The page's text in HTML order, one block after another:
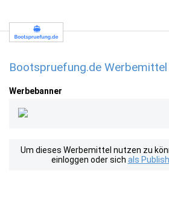
Bootspruefung.de Werbemittel
Werbebanner
Um dieses Werbemittel nutzen zu
einloggen oder sich als